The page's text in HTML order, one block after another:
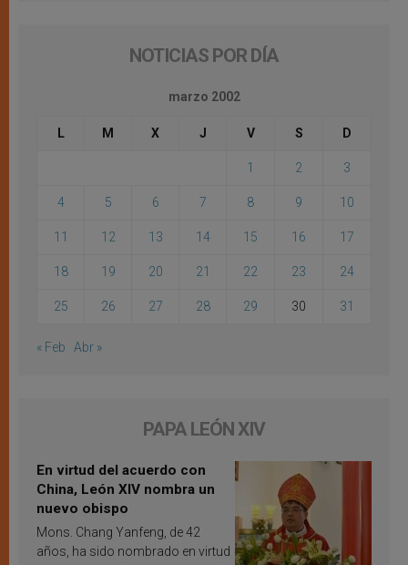
NOTICIAS POR DÍA
marzo 2002
L M X J V S D
1 2 3
4 5 6 7 8 9 10
11 12 13 14 15 16 17
18 19 20 21 22 23 24
25 26 27 28 29 30 31
« Feb Abr »
PAPA LEÓN XIV
En virtud del acuerdo con
China, León XIV nombra un
nuevo obispo
Mons. Chang Yanfeng, de 42
años, ha sido nombrado en virtud